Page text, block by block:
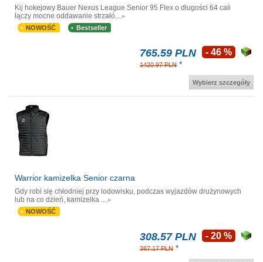
Kij hokejowy Bauer Nexus League Senior 95 Flex o długości 64 cali
łączy mocne oddawanie strzałó...
NOWOŚĆ Bestseller
765.59 PLN
1420.97 PLN *
- 46 %
Wybierz szczegóły
Warrior kamizelka Senior czarna
Gdy robi się chłodniej przy lodowisku, podczas wyjazdów drużynowych
lub na co dzień, kamizelka ...
NOWOŚĆ
308.57 PLN
387.17 PLN *
- 20 %